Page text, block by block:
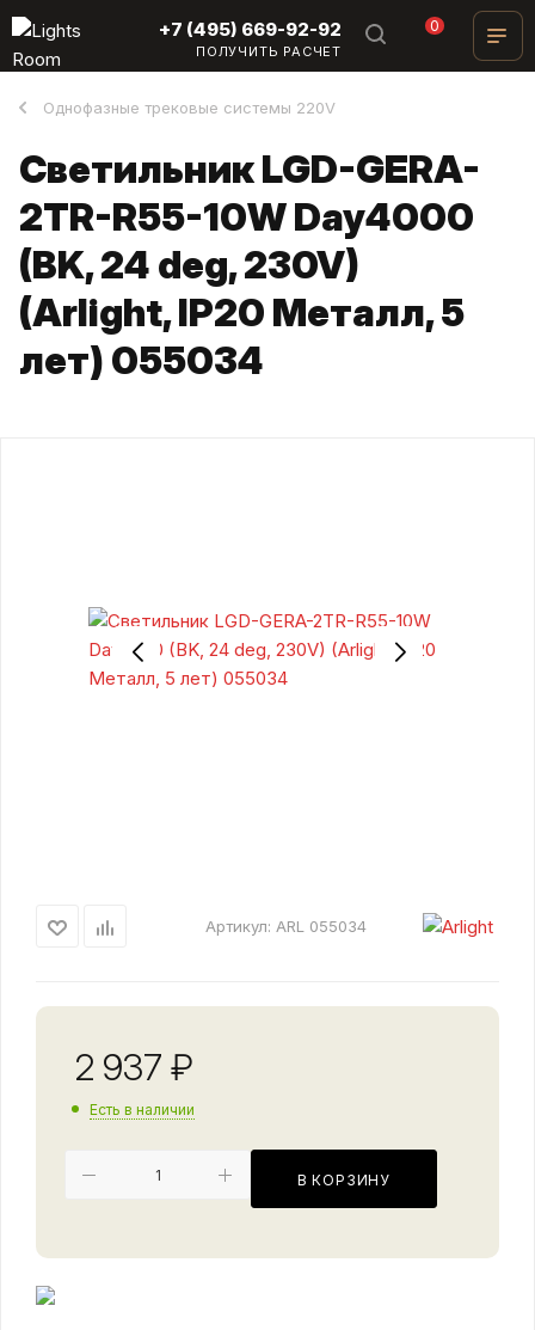
0
+7 (495) 669-92-92
ПОЛУЧИТЬ РАСЧЕТ
Однофазные трековые системы 220V
Светильник LGD-GERA-
2TR-R55-10W Day4000
(BK, 24 deg, 230V)
(Arlight, IP20 Металл, 5
лет) 055034
Артикул: ARL 055034
2 937 ₽
Есть в наличии
В КОРЗИНУ